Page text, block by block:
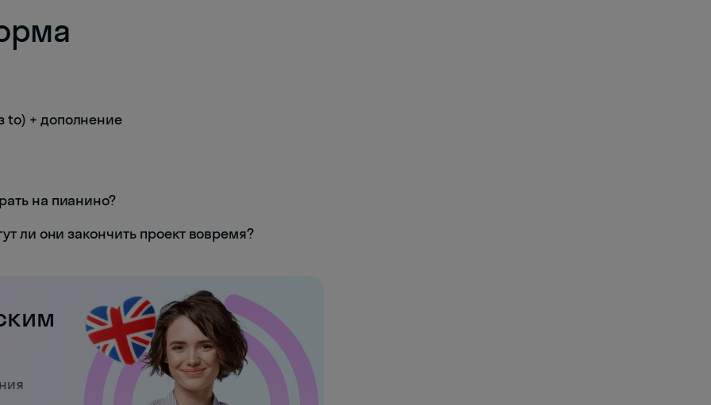
to) + дополнение
на пианино?
ли они закончить проект вовремя?